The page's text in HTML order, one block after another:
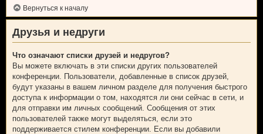
Вернуться к началу
Друзья и недруги
Что означают списки друзей и недругов?
Вы можете включать в эти списки других пользователей
конференции. Пользователи, добавленные в список друзей,
будут указаны в вашем личном разделе для получения быстрого
доступа к информации о том, находятся ли они сейчас в сети, и
для отправки им личных сообщений. Сообщения от этих
пользователей также могут выделяться, если это
поддерживается стилем конференции. Если вы добавили